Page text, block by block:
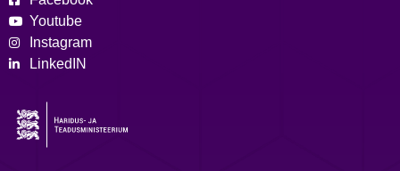
Youtube
Instagram
LinkedIN